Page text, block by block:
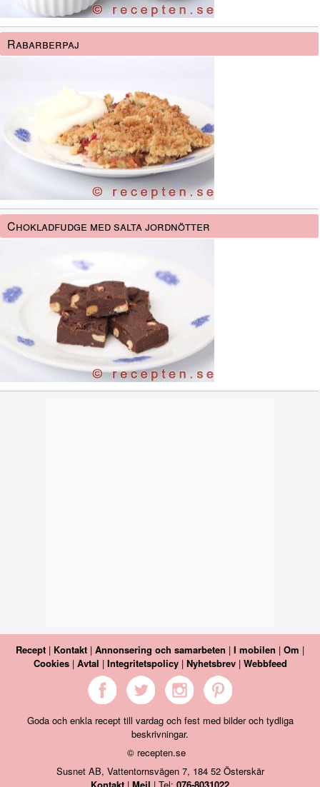
Rabarberpaj
Chokladfudge med salta jordnötter
Recept | Kontakt | Annonsering och samarbeten | I mobilen | Om |
Cookies| Avtal | Integritetspolicy| Nyhetsbrev| Webbfeed
Goda och enkla recept till vardag och fest med bilder och tydliga
beskrivningar.
© recepten.se
Susnet AB, Vattentornsvägen 7, 184 52 Österskär